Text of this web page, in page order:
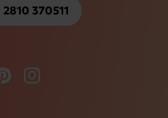
2810 370511